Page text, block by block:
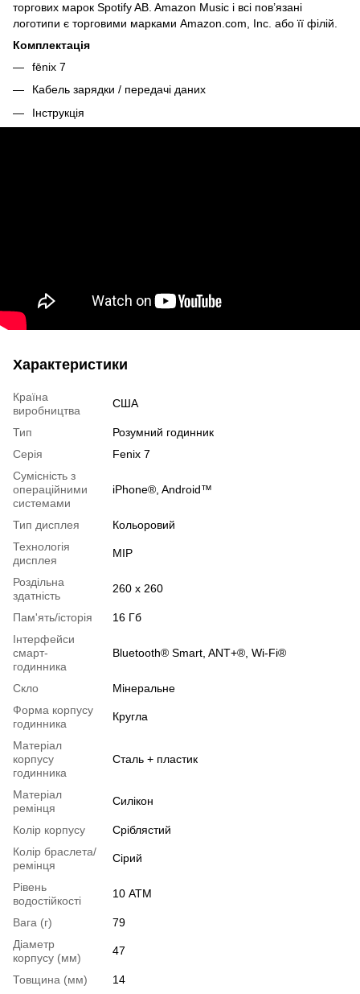
торгових марок Spotify AB. Amazon Music і всі пов’язані
логотипи є торговими марками Amazon.com, Inc. або її філій.
Комплектація
fēnix 7
Кабель зарядки / передачі даних
Інструкція
Характеристики
Країна
виробництва
США
Тип
Розумний годинник
Серія
Fenix 7
Сумісність з
операційними
системами
iPhone®, Android™
Тип дисплея
Кольоровий
Технологія
дисплея
MIP
Роздільна
здатність
260 x 260
Пам'ять/історія
16 Гб
Інтерфейси
смарт-
годинника
Bluetooth® Smart, ANT+®, Wi-Fi®
Скло
Мінеральне
Форма корпусу
годинника
Кругла
Матеріал
корпусу
годинника
Сталь + пластик
Матеріал
ремінця
Силікон
Колір корпусу
Сріблястий
Колір браслета/
ремінця
Сірий
Рівень
водостійкості
10 АТМ
Вага (г)
79
Діаметр
корпусу (мм)
47
Товщина (мм)
14